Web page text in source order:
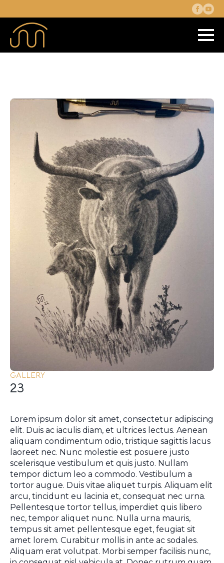
GALLERY
23
Lorem ipsum dolor sit amet, consectetur adipiscing
elit. Duis ac iaculis diam, et ultrices lectus. Aenean
aliquam condimentum odio, tristique sagittis lacus
laoreet nec. Nunc molestie est posuere justo
scelerisque vestibulum et quis justo. Nullam
tempor dictum leo a commodo. Vestibulum a
tortor augue. Duis vitae aliquet turpis. Aliquam elit
arcu, tincidunt eu lacinia et, consequat nec urna.
Pellentesque tortor tellus, imperdiet quis libero
nec, tempor aliquet nunc. Nulla urna mauris,
tempus sit amet pellentesque eget, feugiat sit
amet lorem. Curabitur mollis in ante ac sodales.
Aliquam erat volutpat. Morbi semper facilisis nunc,